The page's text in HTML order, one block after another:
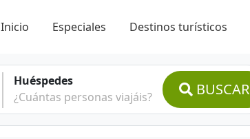
Inicio Especiales Destinos turísticos
Huéspedes
¿Cuántas personas viajáis?
BUSCAR